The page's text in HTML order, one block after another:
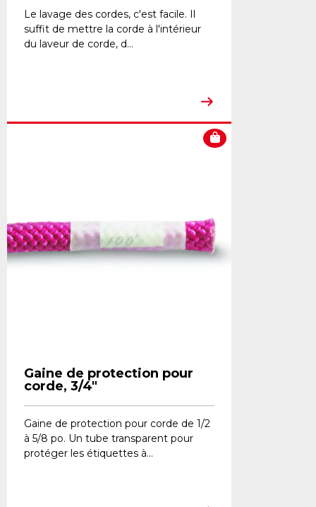
Le lavage des cordes, c'est facile. Il
suffit de mettre la corde à l'intérieur
du laveur de corde, d...
Gaine de protection pour
corde, 3/4"
Gaine de protection pour corde de 1/2
à 5/8 po. Un tube transparent pour
protéger les étiquettes à...